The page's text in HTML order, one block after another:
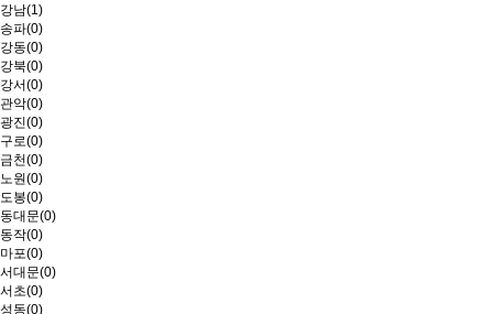
강남(1)
송파(0)
강동(0)
강북(0)
강서(0)
관악(0)
광진(0)
구로(0)
금천(0)
노원(0)
도봉(0)
동대문(0)
동작(0)
마포(0)
서대문(0)
서초(0)
성동(0)